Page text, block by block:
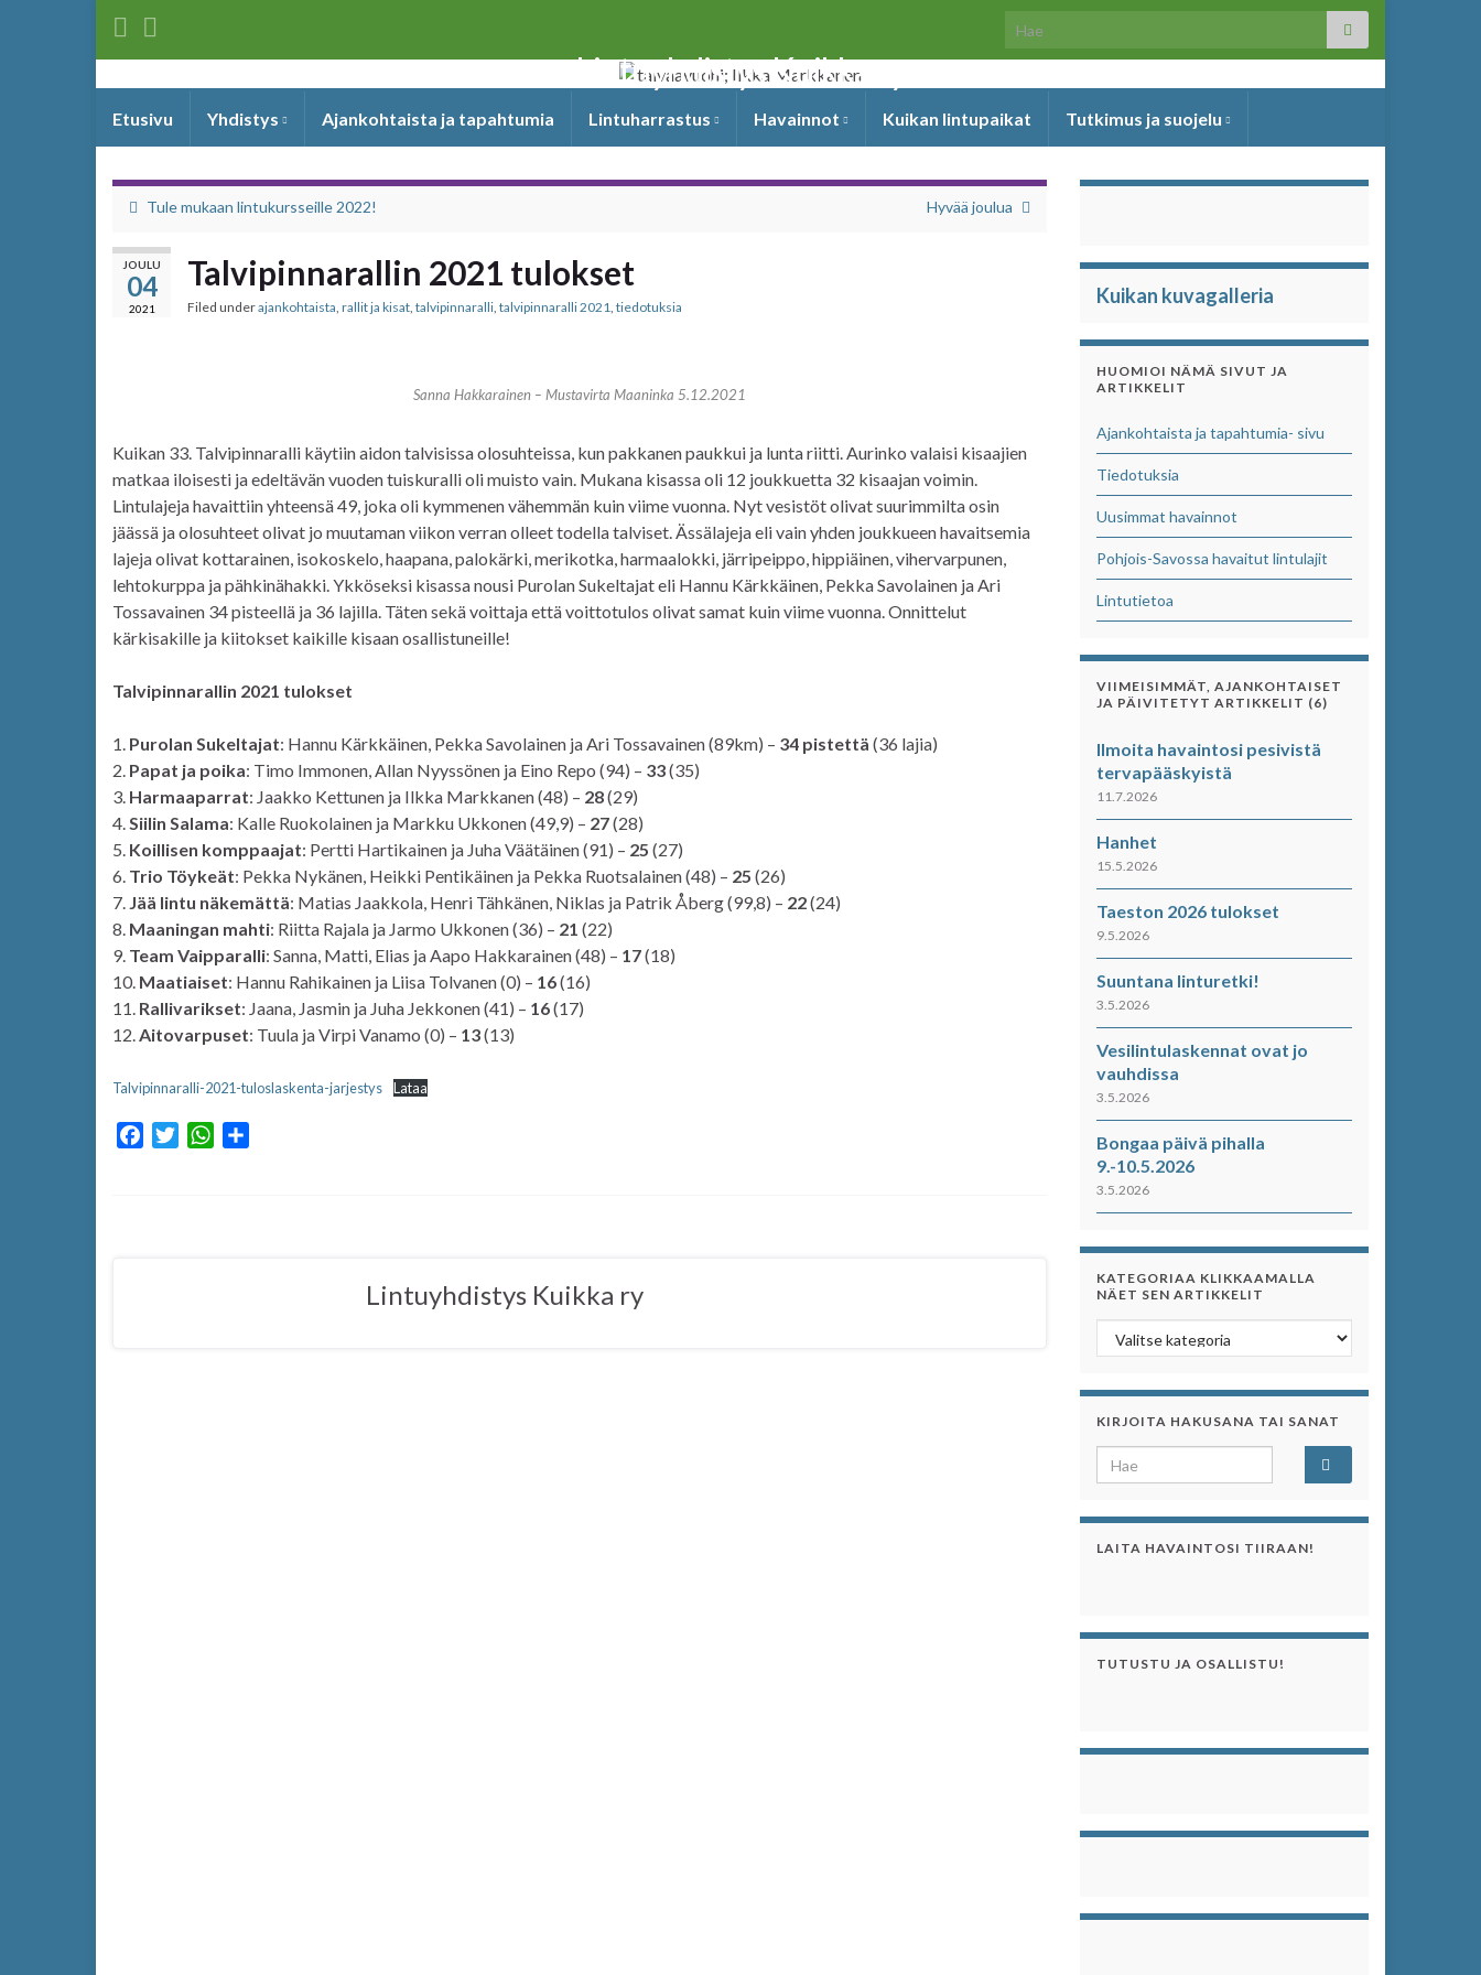
Search for:
Lintuyhdistys Kuikka ry
Etusivu Yhdistys Ajankohtaista ja tapahtumia Lintuharrastus Havainnot Kuikan lintupaikat Tutkimus ja suojelu
Tule mukaan lintukursseille 2022! Hyvää joulua
JOULU
04
2021
Talvipinnarallin 2021 tulokset
Filed underajankohtaista, rallit ja kisat, talvipinnaralli, talvipinnaralli 2021, tiedotuksia
Sanna Hakkarainen – Mustavirta Maaninka 5.12.2021
Kuikan 33. Talvipinnaralli käytiin aidon talvisissa olosuhteissa, kun pakkanen paukkui ja lunta riitti. Aurinko valaisi kisaajien
matkaa iloisesti ja edeltävän vuoden tuiskuralli oli muisto vain. Mukana kisassa oli 12 joukkuetta 32 kisaajan voimin.
Lintulajeja havaittiin yhteensä 49, joka oli kymmenen vähemmän kuin viime vuonna. Nyt vesistöt olivat suurimmilta osin
jäässä ja olosuhteet olivat jo muutaman viikon verran olleet todella talviset. Ässälajeja eli vain yhden joukkueen havaitsemia
lajeja olivat kottarainen, isokoskelo, haapana, palokärki, merikotka, harmaalokki, järripeippo, hippiäinen, vihervarpunen,
lehtokurppa ja pähkinähakki. Ykköseksi kisassa nousi Purolan Sukeltajat eli Hannu Kärkkäinen, Pekka Savolainen ja Ari
Tossavainen 34 pisteellä ja 36 lajilla. Täten sekä voittaja että voittotulos olivat samat kuin viime vuonna. Onnittelut
kärkisakille ja kiitokset kaikille kisaan osallistuneille!
Talvipinnarallin 2021 tulokset
1. Purolan Sukeltajat: Hannu Kärkkäinen, Pekka Savolainen ja Ari Tossavainen (89km) – 34 pistettä (36 lajia)
2. Papat ja poika: Timo Immonen, Allan Nyyssönen ja Eino Repo (94) – 33(35)
3. Harmaaparrat: Jaakko Kettunen ja Ilkka Markkanen (48) – 28(29)
4.Siilin Salama: Kalle Ruokolainen ja Markku Ukkonen (49,9) – 27(28)
5. Koillisen komppaajat: Pertti Hartikainen ja Juha Väätäinen (91) – 25 (27)
6. Trio Töykeät: Pekka Nykänen, Heikki Pentikäinen ja Pekka Ruotsalainen (48) – 25 (26)
7. Jää lintu näkemättä: Matias Jaakkola, Henri Tähkänen, Niklas ja Patrik Åberg (99,8) – 22(24)
8. Maaningan mahti: Riitta Rajala ja Jarmo Ukkonen (36) – 21 (22)
9. Team Vaipparalli: Sanna, Matti, Elias ja Aapo Hakkarainen (48) – 17(18)
10. Maatiaiset: Hannu Rahikainen ja Liisa Tolvanen (0) – 16(16)
11. Rallivarikset: Jaana, Jasmin ja Juha Jekkonen (41) – 16(17)
12.Aitovarpuset: Tuula ja Virpi Vanamo (0) – 13(13)
Talvipinnaralli-2021-tuloslaskenta-jarjestys Lataa
W
Lintuyhdistys Kuikka ry
Kuikan kuvagalleria
HUOMIOI NÄMÄ SIVUT JA
ARTIKKELIT
Ajankohtaista ja tapahtumia- sivu
Tiedotuksia
Uusimmat havainnot
Pohjois-Savossa havaitut lintulajit
Lintutietoa
VIIMEISIMMÄT, AJANKOHTAISET
JA PÄIVITETYT ARTIKKELIT (6)
Ilmoita havaintosi pesivistä
tervapääskyistä
11.7.2026
Hanhet
15.5.2026
Taeston 2026 tulokset
9.5.2026
Suuntana linturetki!
3.5.2026
Vesilintulaskennat ovat jo
vauhdissa
3.5.2026
Bongaa päivä pihalla
9.-10.5.2026
3.5.2026
KATEGORIAA KLIKKAAMALLA
NÄET SEN ARTIKKELIT
Kategoriaa klikkaamalla näet sen artikkelit
KIRJOITA HAKUSANA TAI SANAT
Search for:
LAITA HAVAINTOSI TIIRAAN!
TUTUSTU JA OSALLISTU!